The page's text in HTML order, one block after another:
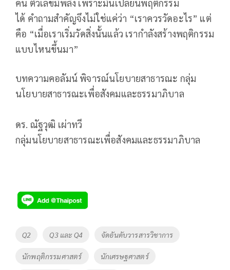
คน ตัวเลขมีพลัง เพราะมันเปลี่ยนพฤติกรรม
ได้ คำถามสำคัญจึงไม่ใช่แค่ว่า “เราควรวัดอะไร” แต่
คือ “เมื่อเราเริ่มวัดสิ่งนั้นแล้ว เรากำลังสร้างพฤติกรรม
แบบไหนขึ้นมา”
บทความคอลัมน์ พิจารณ์นโยบายสาธารณะ กลุ่ม
นโยบายสาธารณะเพื่อสังคมและธรรมาภิบาล
ดร. ณัฐวุฒิ เผ่าทวี
กลุ่มนโยบายสาธารณะเพื่อสังคมและธรรมาภิบาล
Tags
Q2 Q3 และ Q4 จัดอันดับวารสารวิชาการ
นักพฤติกรรมศาสตร์ นักเศรษฐศาสตร์